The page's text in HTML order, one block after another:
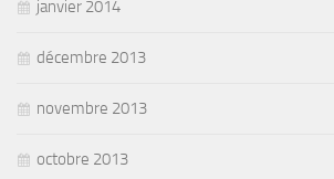
janvier 2014
décembre 2013
novembre 2013
octobre 2013